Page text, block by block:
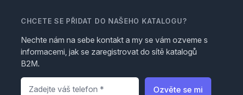
CHCETE SE PŘIDAT DO NAŠEHO KATALOGU?
Nechte nám na sebe kontakt a my se vám ozveme s
informacemi, jak se zaregistrovat do sítě katalogů
B2M.
Telefon
Ozvěte se mi